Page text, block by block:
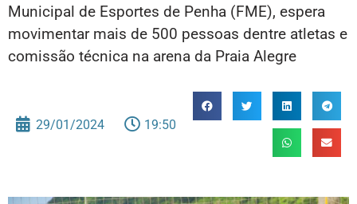
Municipal de Esportes de Penha (FME), espera
movimentar mais de 500 pessoas dentre atletas e
comissão técnica na arena da Praia Alegre
29/01/2024 19:50